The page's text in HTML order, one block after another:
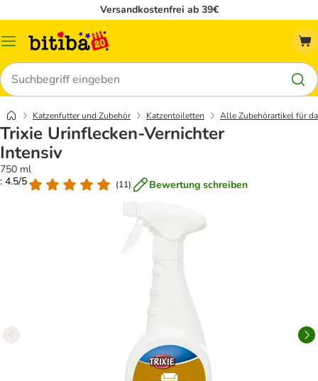
Versandkostenfrei ab 39€
Menü
Suchen
Katzenfutter und Zubehör Katzentoiletten Alle Zubehörartikel für
Trixie Urinflecken-Vernichter
Intensiv
750 ml
: 4.5/5
(11) Bewertung schreiben